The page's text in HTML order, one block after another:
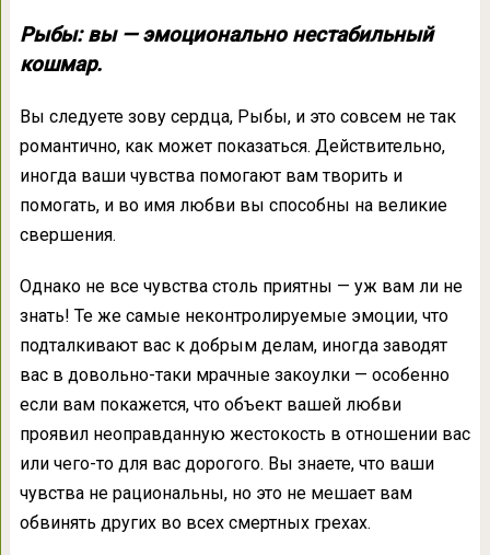
Рыбы: вы — эмоционально нестабильный
кошмар.
Вы следуете зову сердца, Рыбы, и это совсем не так
романтично, как может показаться. Действительно,
иногда ваши чувства помогают вам творить и
помогать, и во имя любви вы способны на великие
свершения.
Однако не все чувства столь приятны — уж вам ли не
знать! Те же самые неконтролируемые эмоции, что
подталкивают вас к добрым делам, иногда заводят
вас в довольно-таки мрачные закоулки — особенно
если вам покажется, что объект вашей любви
проявил неоправданную жестокость в отношении вас
или чего-то для вас дорогого. Вы знаете, что ваши
чувства не рациональны, но это не мешает вам
обвинять других во всех смертных грехах.